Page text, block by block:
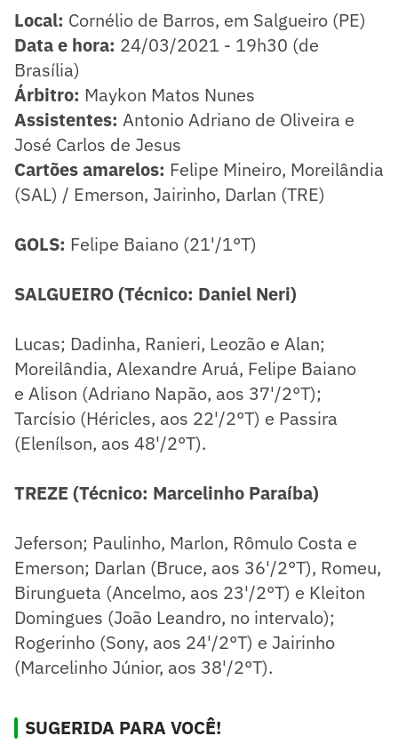
Local: Cornélio de Barros, em Salgueiro (PE)
Data e hora: 24/03/2021 - 19h30 (de
Brasília)
Árbitro: Maykon Matos Nunes
Assistentes: Antonio Adriano de Oliveira e
José Carlos de Jesus
Cartões amarelos: Felipe Mineiro, Moreilândia
(SAL) / Emerson, Jairinho, Darlan (TRE)
GOLS: Felipe Baiano (21'/1°T)
SALGUEIRO (Técnico: Daniel Neri)
Lucas; Dadinha, Ranieri, Leozão e Alan;
Moreilândia, Alexandre Aruá, Felipe Baiano
e Alison (Adriano Napão, aos 37'/2°T);
Tarcísio (Héricles, aos 22'/2°T) e Passira
(Elenílson, aos 48'/2°T).
TREZE (Técnico: Marcelinho Paraíba)
Jeferson; Paulinho, Marlon, Rômulo Costa e
Emerson; Darlan (Bruce, aos 36'/2°T), Romeu,
Birungueta (Ancelmo, aos 23'/2°T) e Kleiton
Domingues (João Leandro, no intervalo);
Rogerinho (Sony, aos 24'/2°T) e Jairinho
(Marcelinho Júnior, aos 38'/2°T).
SUGERIDA PARA VOCÊ!